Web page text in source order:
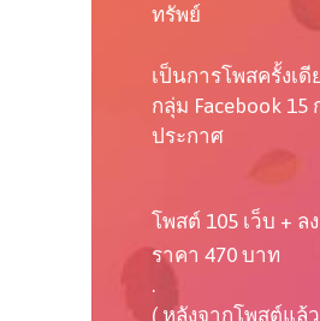
ทรัพย์
เป็นการโพสครั้งเดี
กลุ่ม Facebook
ประกาศ
โพสต์ 105 เว็บ + ล
ราคา 470 บาท
.
( หลังจากโพสต์แล้